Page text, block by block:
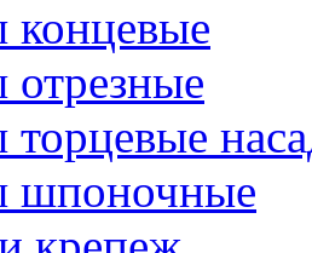
концевые
шпоночные